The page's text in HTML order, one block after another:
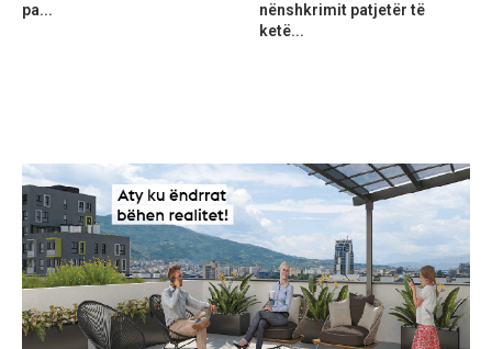
pa...
nënshkrimit patjetër të
ketë...